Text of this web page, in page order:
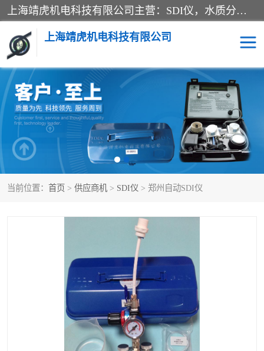
上海靖虎机电科技有限公司主营：SDI仪，水质分析仪，水质检测仪产品；上海靖虎机电科技有限公司在专业制造和研发等方面的强大的平台优势，利用自身在自动化仪表、自控系统及环保监测仪器的专长，以优良的技术，优越的产品质量和良好的服务质量与广大客户真诚合作。
上海靖虎机电科技有限公司
当前位置： 首页 > 供应商机 > SDI仪 > 郑州自动SDI仪
SDI仪 过滤膜过滤纸
PH电导测试笔 水质分析仪
水质检测仪 电导测试笔
PH电导测试仪